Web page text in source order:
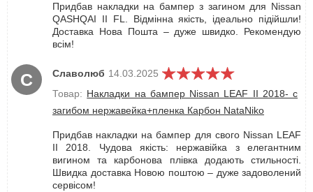
Придбав накладки на бампер з загином для Nissan
QASHQAI II FL. Відмінна якість, ідеально підійшли!
Доставка Нова Пошта – дуже швидко. Рекомендую
всім!
С Славолюб 14.03.2025
Товар: Накладки на бампер Nissan LEAF II 2018- с
загибом нержавейка+пленка Карбон NataNiko
Придбав накладки на бампер для свого Nissan LEAF
II 2018. Чудова якість: нержавійка з елегантним
вигином та карбонова плівка додають стильності.
Швидка доставка Новою поштою – дуже задоволений
сервісом!